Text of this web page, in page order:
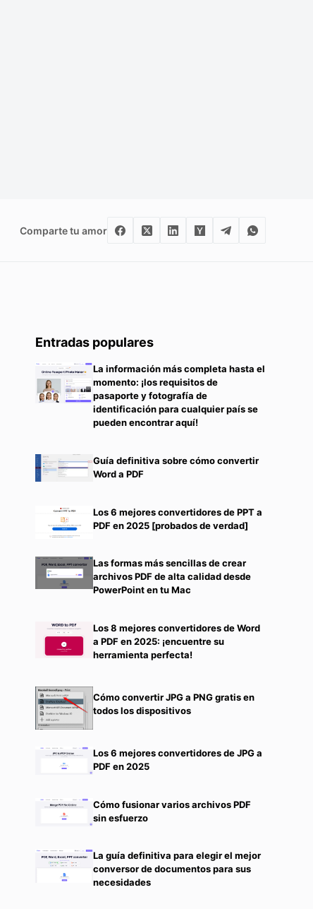
Comparte tu amor
Entradas populares
La información más completa hasta el
momento: ¡los requisitos de
pasaporte y fotografía de
identificación para cualquier país se
pueden encontrar aquí!
Guía definitiva sobre cómo convertir
Word a PDF
Los 6 mejores convertidores de PPT a
PDF en 2025 [probados de verdad]
Las formas más sencillas de crear
archivos PDF de alta calidad desde
PowerPoint en tu Mac
Los 8 mejores convertidores de Word
a PDF en 2025: ¡encuentre su
herramienta perfecta!
Cómo convertir JPG a PNG gratis en
todos los dispositivos
Los 6 mejores convertidores de JPG a
PDF en 2025
Cómo fusionar varios archivos PDF
sin esfuerzo
La guía definitiva para elegir el mejor
conversor de documentos para sus
necesidades